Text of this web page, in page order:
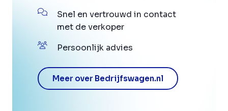
Snel en vertrouwd in contact
met de verkoper
Persoonlijk advies
Meer over Bedrijfswagen.nl